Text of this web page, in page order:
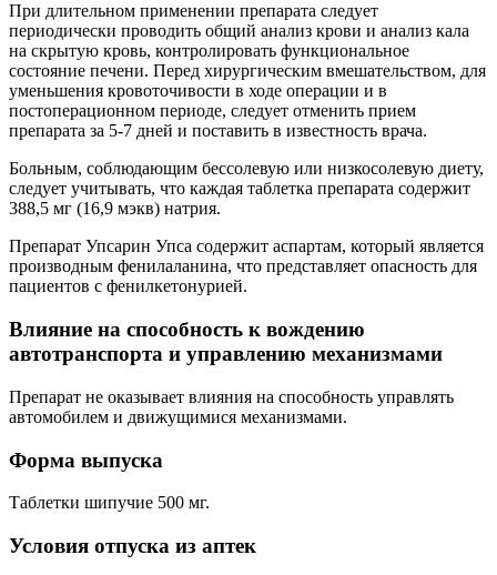
При длительном применении препарата следует
периодически проводить общий анализ крови и анализ кала
на скрытую кровь, контролировать функциональное
состояние печени. Перед хирургическим вмешательством, для
уменьшения кровоточивости в ходе операции и в
постоперационном периоде, следует отменить прием
препарата за 5-7 дней и поставить в известность врача.
Больным, соблюдающим бессолевую или низкосолевую диету,
следует учитывать, что каждая таблетка препарата содержит
388,5 мг (16,9 мэкв) натрия.
Препарат Упсарин Упса содержит аспартам, который является
производным фенилаланина, что представляет опасность для
пациентов с фенилкетонурией.
Влияние на способность к вождению
автотранспорта и управлению механизмами
Препарат не оказывает влияния на способность управлять
автомобилем и движущимися механизмами.
Форма выпуска
Таблетки шипучие 500 мг.
Условия отпуска из аптек